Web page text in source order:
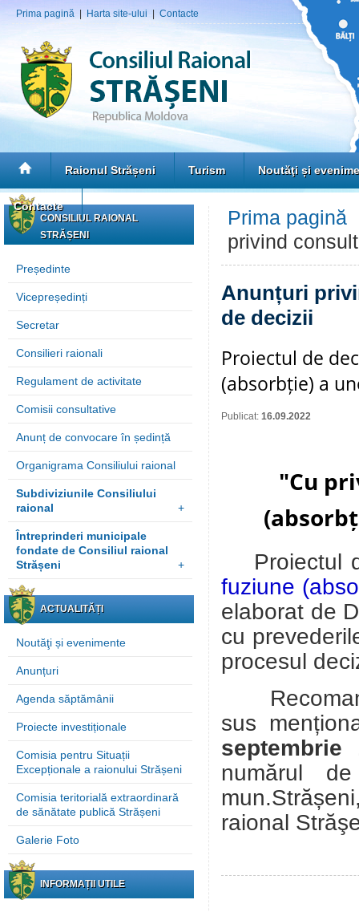
Prima pagină Harta site-ului Contacte
Raionul Strășeni Turism Noutăţi și
Contacte
CONSILIUL RAIONAL
STRĂȘENI
Președinte
Vicepreședinți
Secretar
Consilieri raionali
Regulament de activitate
Comisii consultative
Anunț de convocare în ședință
Organigrama Consiliului raional
Subdiviziunile Consiliului
raional
+
Întreprinderi municipale
fondate de Consiliul raional
Strășeni
+
ACTUALITĂȚI
Noutăţi și evenimente
Anunțuri
Agenda săptămânii
Proiecte investiționale
Comisia pentru Situații
Excepționale a raionului Strășeni
Comisia teritorială extraordinară
de sănătate publică Strășeni
Galerie Foto
INFORMAȚII UTILE
Prima pagină
privind
Anunțuri
de decizii
Proiectul de
(absorbție) a
Publicat: 16.09.2022
"Cu
Proiectul
fuziune
elaborat de
cu
procesul
sus
septembrie
numărul
raional